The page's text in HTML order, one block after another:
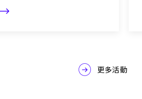
更多活動